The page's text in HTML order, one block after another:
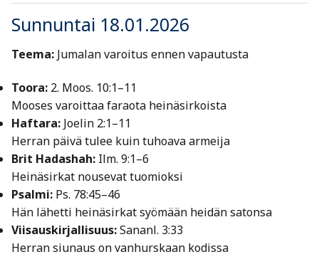
Sunnuntai 18.01.2026
Teema: Jumalan varoitus ennen vapautusta
Toora: 2. Moos. 10:1–11
Mooses varoittaa faraota heinäsirkoista
Haftara: Joelin 2:1–11
Herran päivä tulee kuin tuhoava armeija
Brit Hadashah: Ilm. 9:1–6
Heinäsirkat nousevat tuomioksi
Psalmi: Ps. 78:45–46
Hän lähetti heinäsirkat syömään heidän satonsa
Viisauskirjallisuus:Sananl. 3:33
Herran siunaus on vanhurskaan kodissa